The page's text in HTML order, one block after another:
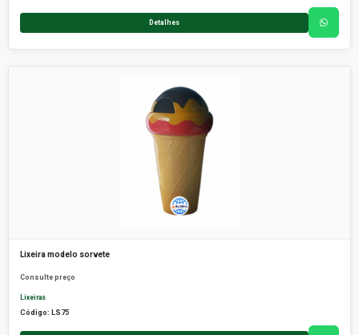
Detalhes
Lixeira modelo sorvete
Consulte preço
Lixeiras
Código: LS75